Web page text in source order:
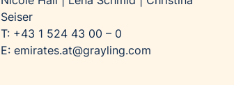
Seiser
T: +43 1 524 43 00 – 0
E:emirates.at@grayling.com